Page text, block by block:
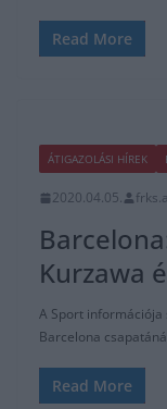
Read More
ÁTIGAZOLÁSI HÍREK
2020.04.05.
Kurzawa
A Sport
Barcelona
Read More